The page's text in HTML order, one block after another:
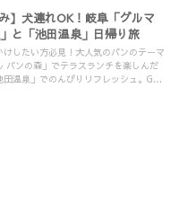
】犬連れOK！岐阜「グルマ
と「池田温泉」日帰り旅
したい方必見！大人気のパンのテーマ
パンの森」でテラスランチを楽しんだ
温泉」でのんびりリフレッシュ。GW